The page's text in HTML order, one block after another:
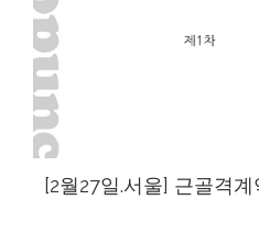
[2월27일.서울] 근골격